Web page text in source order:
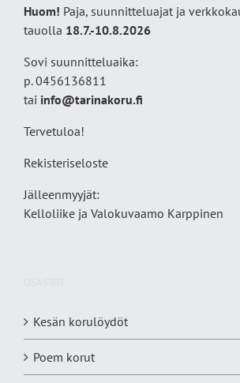
Huom! Paja, suunnitteluajat ja
tauolla 18.7.-10.8.2026
Sovi suunnitteluaika:
p. 0456136811
tai info@tarinakoru.fi
Tervetuloa!
Rekisteriseloste
Jälleenmyyjät:
Kelloliike ja Valokuvaamo Karppinen
Kesän korulöydöt
Poem korut